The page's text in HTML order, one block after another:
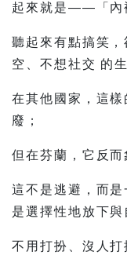
起來就是——「內
聽起來有點搞笑
空、不想社交 的
在其他國家，這
廢；
但在芬蘭，它反而
這不是逃避，而
是選擇性地放下與
不用打扮、沒人